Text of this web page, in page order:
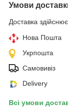
Умови
Доставка
Нова Пошта
Укрпошта
Самовивіз
Delivery
Всі умови